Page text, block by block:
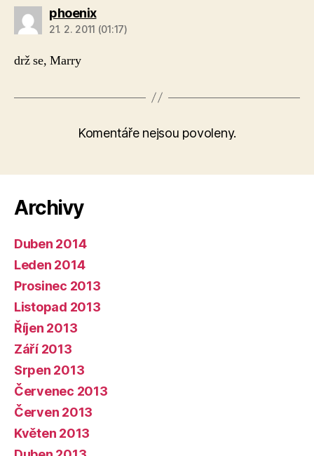
phoenix
21. 2. 2011 (01:17)
drž se, Marry
Komentáře nejsou povoleny.
Archivy
Duben 2014
Leden 2014
Prosinec 2013
Listopad 2013
Říjen 2013
Září 2013
Srpen 2013
Červenec 2013
Červen 2013
Květen 2013